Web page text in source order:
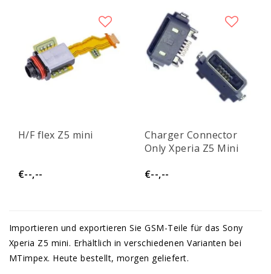
H/F flex Z5 mini
€--,--
Charger Connector
Only Xperia Z5 Mini
€--,--
Importieren und exportieren Sie GSM-Teile für das Sony
Xperia Z5 mini. Erhältlich in verschiedenen Varianten bei
MTimpex. Heute bestellt, morgen geliefert.